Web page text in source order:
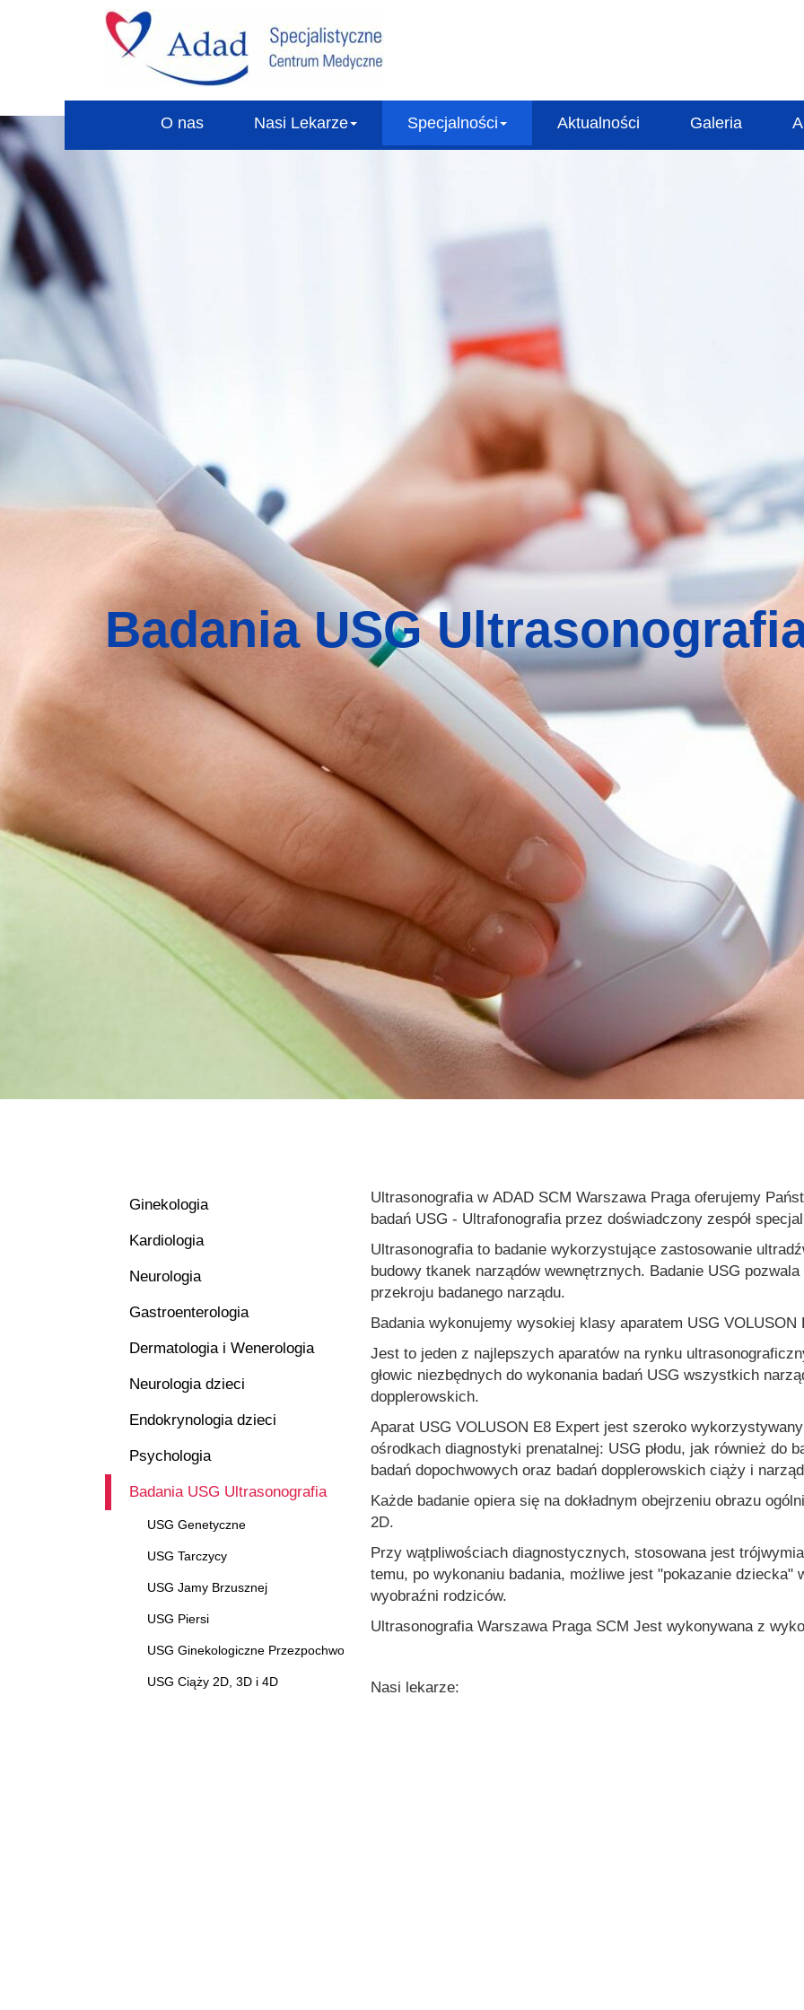
O nas Nasi Lekarze Specjalności Aktualności Galeria
Badania USG
Ginekologia
Kardiologia
Neurologia
Gastroenterologia
Dermatologia i Wenerologia
Neurologia dzieci
Endokrynologia dzieci
Psychologia
Badania USG Ultrasonografia
USG Genetyczne
USG Tarczycy
USG Jamy Brzusznej
USG Piersi
USG Ginekologiczne Przezpochwowe
USG Ciąży 2D, 3D i 4D
Ultrasonografia w ADAD SCM Warszawa Praga oferujemy
badań USG - Ultrafonografia przez doświadczony zespół
Ultrasonografia to badanie wykorzystujące zastosowanie
budowy tkanek narządów wewnętrznych. Badanie USG
przekroju badanego narządu.
Badania wykonujemy wysokiej klasy aparatem USG
Jest to jeden z najlepszych aparatów na rynku
głowic niezbędnych do wykonania badań USG wszystkich
dopplerowskich.
Aparat USG VOLUSON E8 Expert jest szeroko
ośrodkach diagnostyki prenatalnej: USG płodu, jak również do
badań dopochwowych oraz badań dopplerowskich ciąży i
Każde badanie opiera się na dokładnym obejrzeniu obrazu
2D.
Przy wątpliwościach diagnostycznych, stosowana jest
temu, po wykonaniu badania, możliwe jest "pokazanie dziecka"
wyobraźni rodziców.
Ultrasonografia Warszawa Praga SCM Jest wykonywana z
Nasi lekarze: